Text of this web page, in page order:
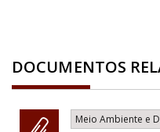
DOCUMENTOS
Meio Ambiente e